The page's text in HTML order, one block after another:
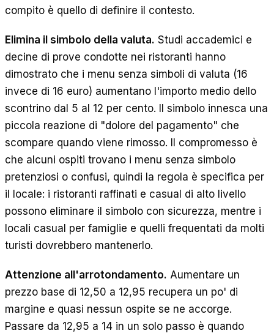
compito è quello di definire il contesto.
Elimina il simbolo della valuta. Studi accademici e
decine di prove condotte nei ristoranti hanno
dimostrato che i menu senza simboli di valuta (16
invece di 16 euro) aumentano l'importo medio dello
scontrino dal 5 al 12 per cento. Il simbolo innesca una
piccola reazione di "dolore del pagamento" che
scompare quando viene rimosso. Il compromesso è
che alcuni ospiti trovano i menu senza simbolo
pretenziosi o confusi, quindi la regola è specifica per
il locale: i ristoranti raffinati e casual di alto livello
possono eliminare il simbolo con sicurezza, mentre i
locali casual per famiglie e quelli frequentati da molti
turisti dovrebbero mantenerlo.
Attenzione all'arrotondamento. Aumentare un
prezzo base di 12,50 a 12,95 recupera un po' di
margine e quasi nessun ospite se ne accorge.
Passare da 12,95 a 14 in un solo passo è quando